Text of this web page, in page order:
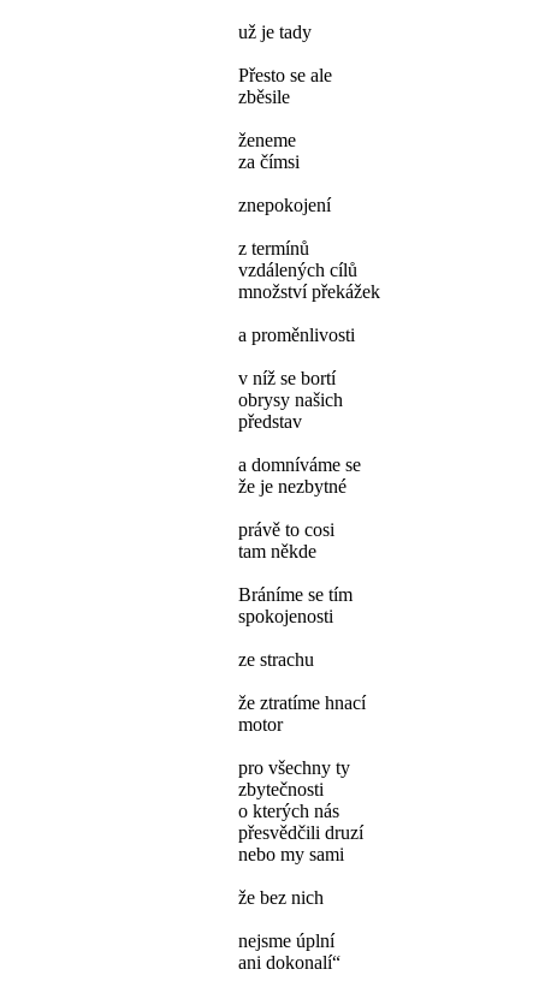
už je tady
Přesto se ale
zběsile
ženeme
za čímsi
znepokojení
z termínů
vzdálených cílů
množství překážek
a proměnlivosti
v níž se bortí
obrysy našich
představ
a domníváme se
že je nezbytné
právě to cosi
tam někde
Bráníme se tím
spokojenosti
ze strachu
že ztratíme hnací
motor
pro všechny ty
zbytečnosti
o kterých nás
přesvědčili druzí
nebo my sami
že bez nich
nejsme úplní
ani dokonalí“